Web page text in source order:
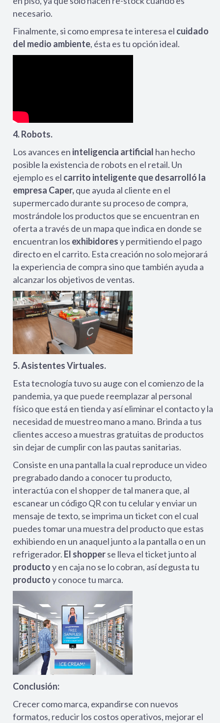
necesario.
Finalmente, si como empresa te interesa el cuidado
del medio ambiente, ésta es tu opción ideal.
4. Robots.
Los avances en inteligencia artificial han hecho
posible la existencia de robots en el retail. Un
ejemplo es el carrito inteligente que desarrolló la
empresa Caper,que ayuda al cliente en el
supermercado durante su proceso de compra,
mostrándole los productos que se encuentran en
oferta a través de un mapa que indica en donde se
encuentran los exhibidoresy permitiendo el pago
directo en el carrito. Esta creación no solo mejorará
la experiencia de compra sino que también ayuda a
alcanzar los objetivos de ventas.
5. Asistentes Virtuales.
Esta tecnología tuvo su auge con el comienzo de la
pandemia, ya que puede reemplazar al personal
físico que está en tienda y así eliminar el contacto y la
necesidad de muestreo mano a mano. Brinda a tus
clientes acceso a muestras gratuitas de productos
sin dejar de cumplir con las pautas sanitarias.
Consiste en una pantalla la cual reproduce un video
pregrabado dando a conocer tu producto,
interactúa con el shopper de tal manera que, al
escanear un código QR con tu celular y enviar un
mensaje de texto, se imprima un ticket con el cual
puedes tomar una muestra del producto que estas
exhibiendo en un anaquel junto a la pantalla o en un
refrigerador. El shopperse lleva el ticket junto al
productoy en caja no se lo cobran, así degusta tu
productoy conoce tu marca.
Conclusión:
Crecer como marca, expandirse con nuevos
formatos, reducir los costos operativos, mejorar el